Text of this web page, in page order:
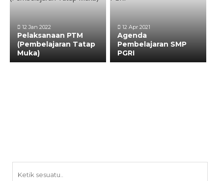
12 Jan 2022
Pelaksanaan PTM
(Pembelajaran Tatap
Muka)
12 Apr 2021
Agenda
Pembelajaran SMP
PGRI